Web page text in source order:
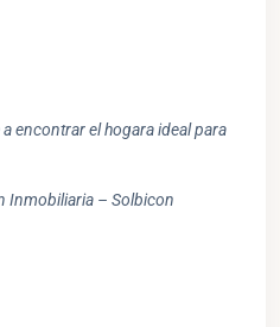
encontrar el hogara ideal para
Inmobiliaria – Solbicon